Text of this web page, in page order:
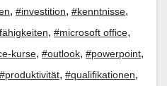
, #investition, #kenntnisse,
, #microsoft office,
kurse, #outlook, #powerpoint,
#produktivität, #qualifikationen,